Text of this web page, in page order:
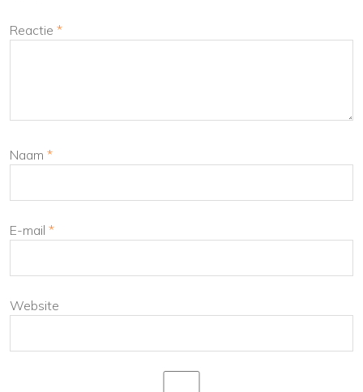
Reactie *
Naam *
E-mail *
Website